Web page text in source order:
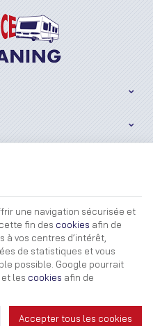
|Mentions légales &
|Données personnelles|
une navigation sécurisée et
fin des cookies afin de
vos centres d’intérêt,
de statistiques et vous
possible. Google pourrait
et les cookies afin de
Accepter tous les cookies